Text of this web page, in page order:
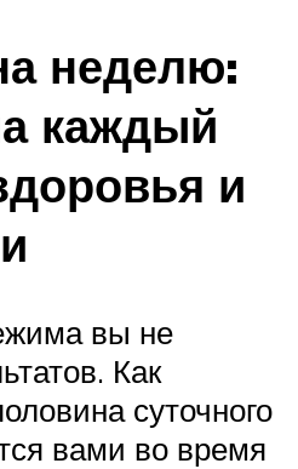
неделю:
каждый
и
вы не
Как
суточного
вами во время